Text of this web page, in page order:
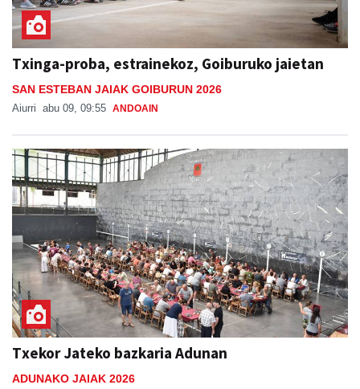
Txinga-proba, estrainekoz, Goiburuko jaietan
SAN ESTEBAN JAIAK GOIBURUN 2026
Aiurri abu 09, 09:55 ANDOAIN
Txekor Jateko bazkaria Adunan
ADUNAKO JAIAK 2026